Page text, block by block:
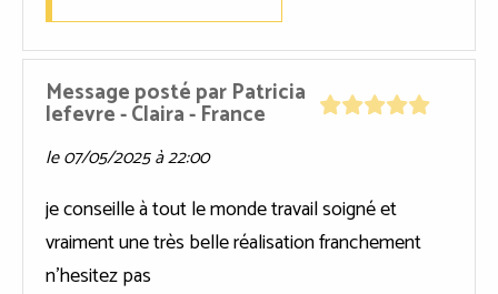
Message posté parPatricia
lefevre- Claira- France
le 07/05/2025 à 22:00
je conseille à tout le monde travail soigné et
vraiment une très belle réalisation franchement
n'hesitez pas